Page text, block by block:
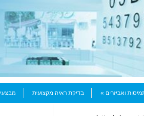
ואביזרים בדיקת ראיה מקצועית